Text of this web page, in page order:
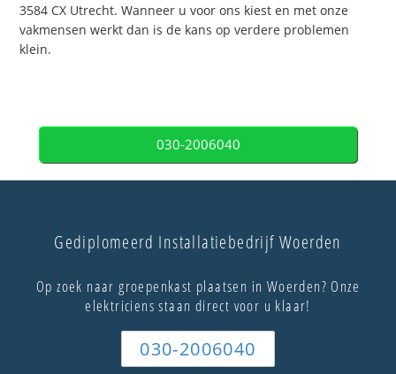
3584 CX Utrecht. Wanneer u voor ons kiest en met onze
vakmensen werkt dan is de kans op verdere problemen
klein.
030-2006040
Gediplomeerd Installatiebedrijf Woerden
Op zoek naar groepenkast plaatsen in Woerden? Onze
elektriciens staan direct voor u klaar!
030-2006040